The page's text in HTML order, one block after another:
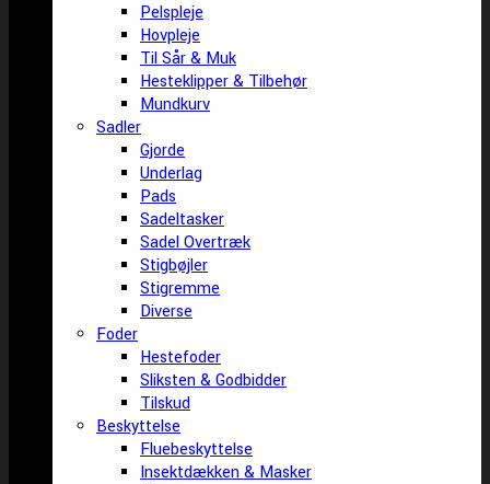
Pelspleje
Hovpleje
Til Sår & Muk
Hesteklipper & Tilbehør
Mundkurv
Sadler
Gjorde
Underlag
Pads
Sadeltasker
Sadel Overtræk
Stigbøjler
Stigremme
Diverse
Foder
Hestefoder
Sliksten & Godbidder
Tilskud
Beskyttelse
Fluebeskyttelse
Insektdækken & Masker